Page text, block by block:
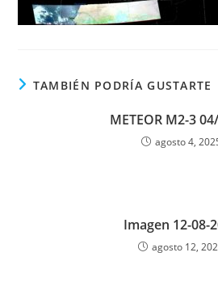
TAMBIÉN PODRÍA GUSTARTE
METEOR M2-3
agosto 4,
Imagen 12-08-
agosto 12,